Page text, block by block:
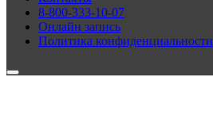
8-800-333-10-07
Онлайн запись
Политика конфиденциальности